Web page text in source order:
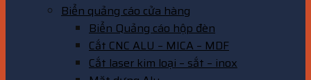
Biển quảng cáo cửa hàng
Biển Quảng cáo hộp đèn
Cắt CNC ALU – MICA – MDF
Cắt laser kim loại – sắt – inox